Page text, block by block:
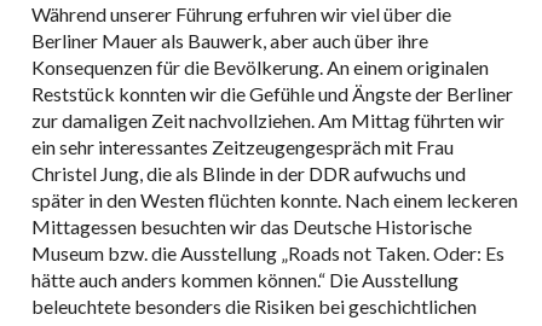
Während unserer Führung erfuhren wir viel über die
Berliner Mauer als Bauwerk, aber auch über ihre
Konsequenzen für die Bevölkerung. An einem originalen
Reststück konnten wir die Gefühle und Ängste der Berliner
zur damaligen Zeit nachvollziehen. Am Mittag führten wir
ein sehr interessantes Zeitzeugengespräch mit Frau
Christel Jung, die als Blinde in der DDR aufwuchs und
später in den Westen flüchten konnte. Nach einem leckeren
Mittagessen besuchten wir das Deutsche Historische
Museum bzw. die Ausstellung „Roads not Taken. Oder: Es
hätte auch anders kommen können.“ Die Ausstellung
beleuchtete besonders die Risiken bei geschichtlichen